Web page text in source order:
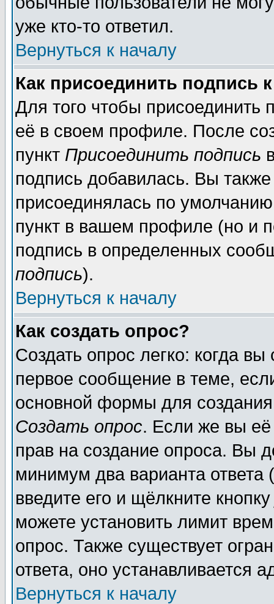
уже кто-то ответил.
Вернуться к началу
Как присоединить подпись
Для того чтобы присоединить
её в своем профиле. После
пункт Присоединить подпись
подпись добавилась. Вы
присоединялась по
пункт в вашем профиле (но и
подпись в определенных
подпись).
Вернуться к началу
Как создать опрос?
Создать опрос легко: когда
первое сообщение в теме,
основной формы для
Создать опрос. Если же вы её
прав на создание опроса. Вы
минимум два варианта ответа
введите его и щёлкните
можете установить лимит
опрос. Также существует
ответа, оно устанавливается
Вернуться к началу